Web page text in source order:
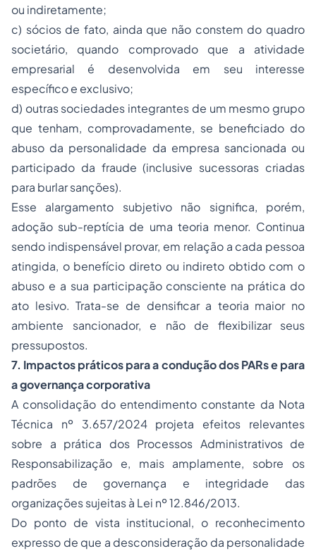
ou indiretamente;
c) sócios de fato, ainda que não constem do quadro
societário, quando comprovado que a atividade
empresarial é desenvolvida em seu interesse
específico e exclusivo;
d) outras sociedades integrantes de um mesmo grupo
que tenham, comprovadamente, se beneficiado do
abuso da personalidade da empresa sancionada ou
participado da fraude (inclusive sucessoras criadas
para burlar sanções).
Esse alargamento subjetivo não significa, porém,
adoção sub-reptícia de uma teoria menor. Continua
sendo indispensável provar, em relação a cada pessoa
atingida, o benefício direto ou indireto obtido com o
abuso e a sua participação consciente na prática do
ato lesivo. Trata-se de densificar a teoria maior no
ambiente sancionador, e não de flexibilizar seus
pressupostos.
7. Impactos práticos para a condução dos PARs e para
a governança corporativa
A consolidação do entendimento constante da Nota
Técnica nº 3.657/2024 projeta efeitos relevantes
sobre a prática dos Processos Administrativos de
Responsabilização e, mais amplamente, sobre os
padrões de governança e integridade das
organizações sujeitas à Lei nº 12.846/2013.
Do ponto de vista institucional, o reconhecimento
expresso de que a desconsideração da personalidade